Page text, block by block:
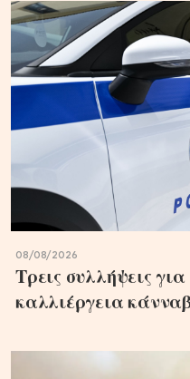
08/08/2026
Τρεις συλλήψεις
καλλιέργεια